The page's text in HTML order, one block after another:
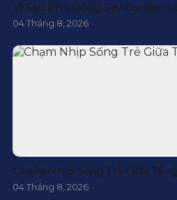
Vì Sao Phú Đông Sky Garden
04 Tháng 8, 2026
Chạm Nhịp Sống Trẻ Giữa
04 Tháng 8, 2026